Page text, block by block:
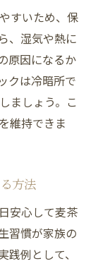
すいため、保
、湿気や熱に
原因になるか
クは冷暗所で
ましょう。こ
維持できま
方法
安心して麦茶
習慣が家族の
例として、